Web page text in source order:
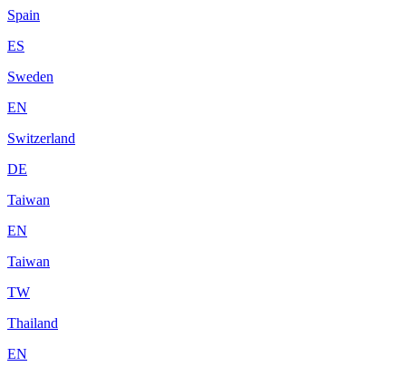
Spain
ES
Sweden
EN
Switzerland
DE
Taiwan
EN
Taiwan
TW
Thailand
EN